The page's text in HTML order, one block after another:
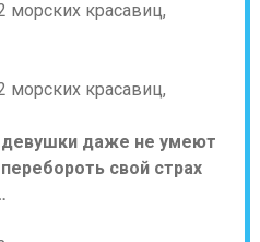
девушки даже не умеют
свой страх